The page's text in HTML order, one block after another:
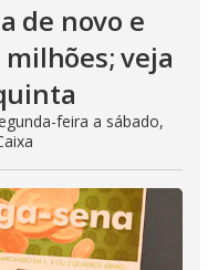
de novo e
milhões; veja
feira a sábado,